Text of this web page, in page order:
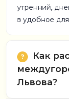
утренний,
в удобное
Как
Львова?